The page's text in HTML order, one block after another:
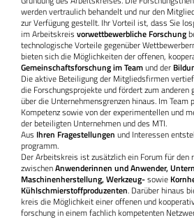
werden vertraulich behandelt und nur den
zur Verfügung gestellt. Ihr Vorteil ist, dass Sie
im Arbeitskreis vorwettbewerbliche Forschung
technologische Vorteile gegenüber
bieten sich die Möglichkeiten der offenen,
Gemeinschaftsforschung im Teamund der
Die aktive Beteiligung der Mitgliedsfirmen
die Forschungsprojekte und fördert zum
über die Unternehmensgrenzen hinaus. Im
Kompetenz sowie von der experimentellen und
der beteiligten Unternehmen und des MTI.​
Aus Ihren Fragestellungen und Interessen
programm.​
Der Arbeitskreis ist zusätzlich ein Forum für den
zwischenAnwenderinnen und Anwender,
Maschinenherstellung, Werkzeug-sowie
Kühlschmierstoffproduzenten. Darüber hinaus
kreis die Möglichkeit einer offenen und
forschung in einem fachlich kompetenten